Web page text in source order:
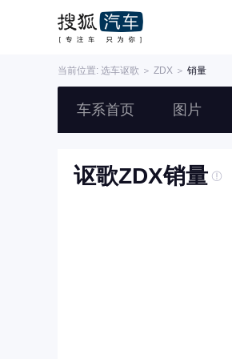
当前位置: 选车讴歌 ＞ ZDX ＞ 销量
车系首页 图片
讴歌ZDX销量